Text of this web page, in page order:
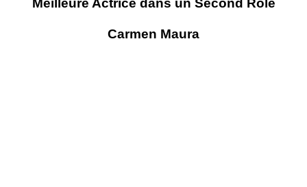
Meilleure Actrice dans un Second Rôle
Carmen Maura